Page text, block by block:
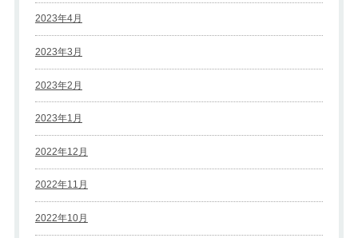
2023年4月
2023年3月
2023年2月
2023年1月
2022年12月
2022年11月
2022年10月